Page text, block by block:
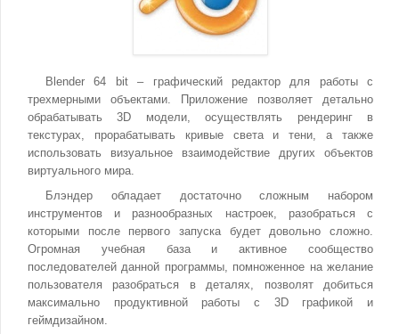
Blender 64 bit – графический редактор для работы с
трехмерными объектами. Приложение позволяет детально
обрабатывать 3D модели, осуществлять рендеринг в
текстурах, прорабатывать кривые света и тени, а также
использовать визуальное взаимодействие других объектов
виртуального мира.
Блэндер обладает достаточно сложным набором
инструментов и разнообразных настроек, разобраться с
которыми после первого запуска будет довольно сложно.
Огромная учебная база и активное сообщество
последователей данной программы, помноженное на желание
пользователя разобраться в деталях, позволят добиться
максимально продуктивной работы с 3D графикой и
геймдизайном.